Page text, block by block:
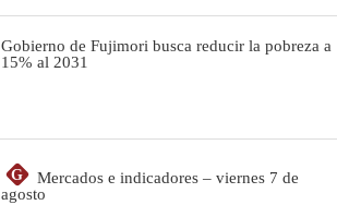
Gobierno de Fujimori busca reducir la pobreza a
15% al 2031
G
Mercados e indicadores – viernes 7 de
agosto